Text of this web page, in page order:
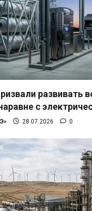
развивать
с
28.07.2026 0